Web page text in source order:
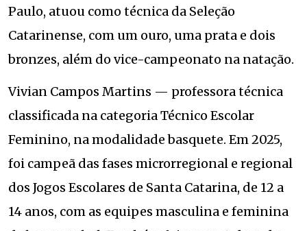
Paulo, atuou como técnica da Seleção
Catarinense, com um ouro, uma prata e dois
bronzes, além do vice-campeonato na natação.
Vivian Campos Martins — professora técnica
classificada na categoria Técnico Escolar
Feminino, na modalidade basquete. Em 2025,
foi campeã das fases microrregional e regional
dos Jogos Escolares de Santa Catarina, de 12 a
14 anos, com as equipes masculina e feminina